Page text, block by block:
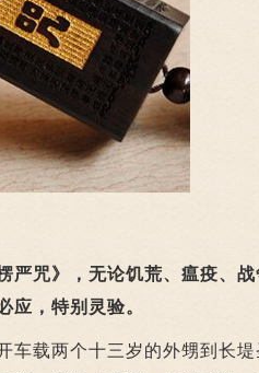
严咒》，无论饥荒、瘟疫、战
应，特别灵验。
载两个十三岁的外甥到长堤